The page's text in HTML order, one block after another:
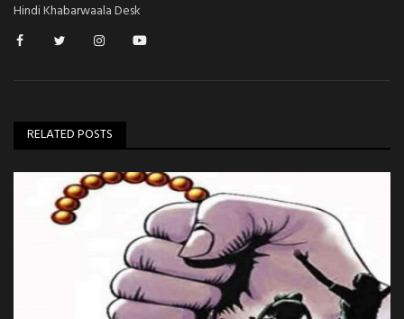
Hindi Khabarwaala Desk
RELATED POSTS